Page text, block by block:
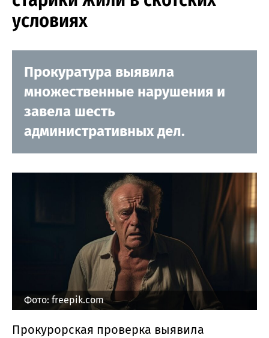
условиях
Прокуратура выявила
множественные нарушения и
завела шесть
административных дел.
Фото: freepik.com
Прокурорская проверка выявила